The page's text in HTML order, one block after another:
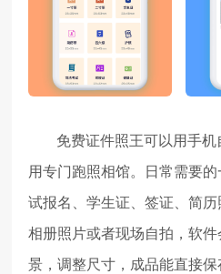
免费证件照王可以用手
用专门跑照相馆。日常需要
试报名、学生证、签证、简
相册照片或者现场自拍，软
景，调整尺寸，成品能直接